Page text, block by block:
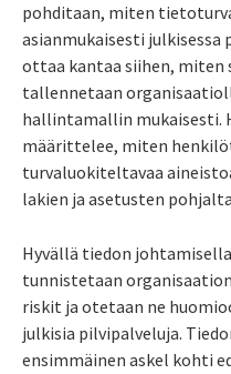
pohditaan, miten
asianmukaisesti julkisessa
ottaa kantaa siihen,
tallennetaan
hallintamallin mukaisesti.
määrittelee, miten
turvaluokiteltavaa
lakien ja asetusten
Hyvällä tiedon
tunnistetaan
riskit ja otetaan ne
julkisia pilvipalveluja.
ensimmäinen askel kohti